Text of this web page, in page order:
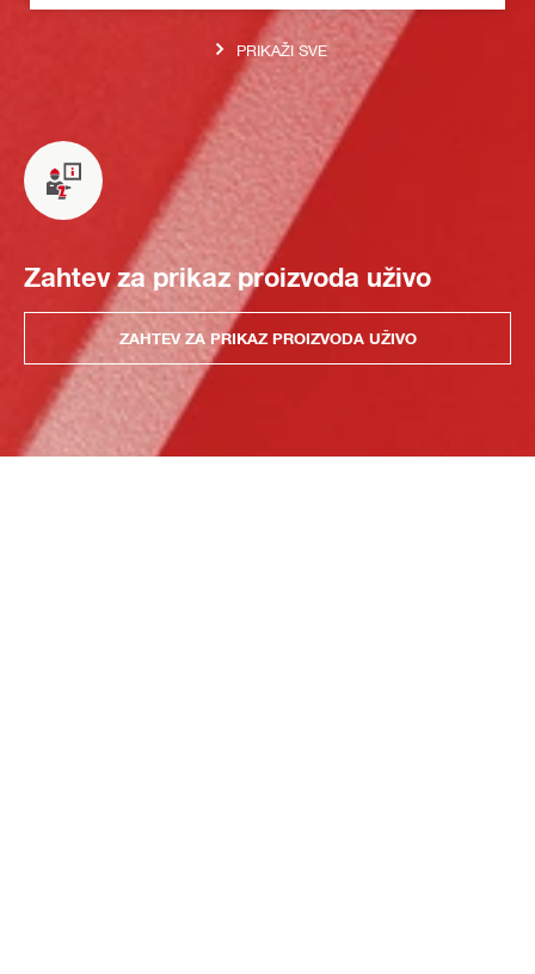
PRIKAŽI SVE
Zahtev za prikaz proizvoda uživo
ZAHTEV ZA PRIKAZ PROIZVODA UŽIVO